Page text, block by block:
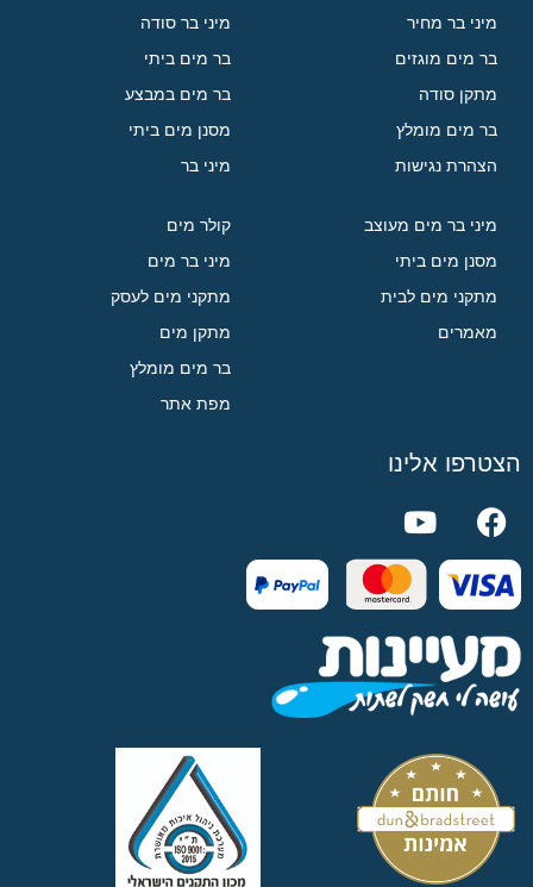
מיני בר מחיר
בר מים מוגזים
מתקן סודה
בר מים מומלץ
הצהרת נגישות
מיני בר סודה
בר מים ביתי
בר מים במבצע
מסנן מים ביתי
מיני בר
מיני בר מים מעוצב
מסנן מים ביתי
מתקני מים לבית
מאמרים
קולר מים
מיני בר מים
מתקני מים לעסק
מתקן מים
בר מים מומלץ
מפת אתר
הצטרפו אלינו